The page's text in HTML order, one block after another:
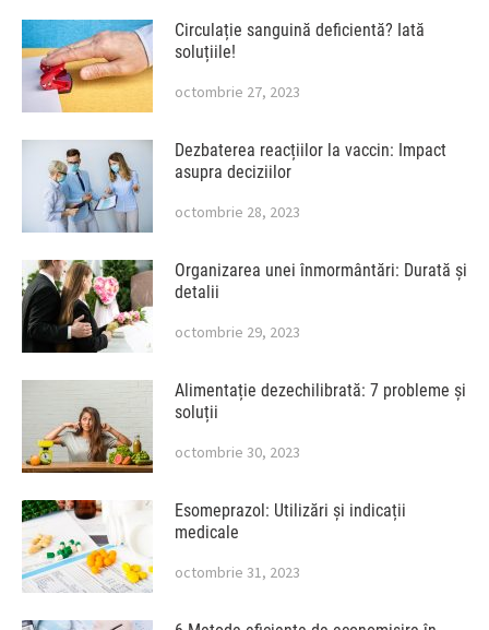
Circulație sanguină deficientă? Iată
soluțiile!
octombrie 27, 2023
Dezbaterea reacțiilor la vaccin: Impact
asupra deciziilor
octombrie 28, 2023
Organizarea unei înmormântări: Durată și
detalii
octombrie 29, 2023
Alimentație dezechilibrată: 7 probleme și
soluții
octombrie 30, 2023
Esomeprazol: Utilizări și indicații
medicale
octombrie 31, 2023